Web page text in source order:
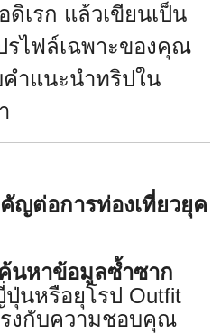
เรก แล้วเขียนเป็น
รไฟล์เฉพาะของคุณ
ำแนะนำทริปใน
ญต่อการท่องเที่ยวยุค
ค้นหาข้อมูลซ้ำซาก
นหรือยุโรป Outfit
งกับความชอบคุณ